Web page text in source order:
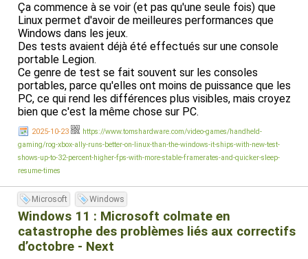
Ça commence à se voir (et pas qu'une seule fois) que
Linux permet d'avoir de meilleures performances que
Windows dans les jeux.
Des tests avaient déjà été effectués sur une console
portable Legion.
Ce genre de test se fait souvent sur les consoles
portables, parce qu'elles ont moins de puissance que les
PC, ce qui rend les différences plus visibles, mais croyez
bien que c'est la même chose sur PC.
2025-10-23
https://www.tomshardware.com/video-games/handheld-
gaming/rog-xbox-ally-runs-better-on-linux-than-the-windows-it-ships-with-new-test-
shows-up-to-32-percent-higher-fps-with-more-stable-framerates-and-quicker-sleep-
resume-times
Microsoft Windows
Windows 11 : Microsoft colmate en
catastrophe des problèmes liés aux correctifs
d’octobre - Next